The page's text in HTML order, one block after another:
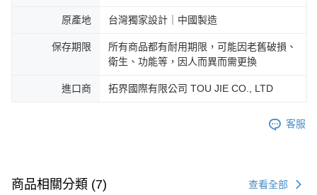
原產地 台灣獨家設計｜中國製造
保存期限
所有商品都有耐用期限，可能因老舊破損、
衛生、功能等，因人而異而需更換
進口商 拓界國際有限公司 TOU JIE CO., LTD
客服
商品相關分類 (7) 查看全部